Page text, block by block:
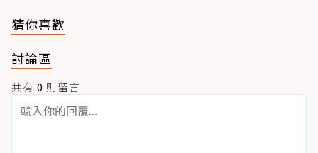
猜你喜歡
討論區
共有 0 則留言